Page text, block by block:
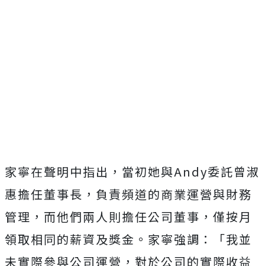
家寧在聲明中指出，當初她與Andy委託曾淑
惠擔任董事長，負責頻道的商業運營與財務
管理，而他們兩人則擔任公司董事，僅按月
領取相同的薪資及獎金。家寧強調：「我並
未實際參與公司運營，對於公司的實際收益